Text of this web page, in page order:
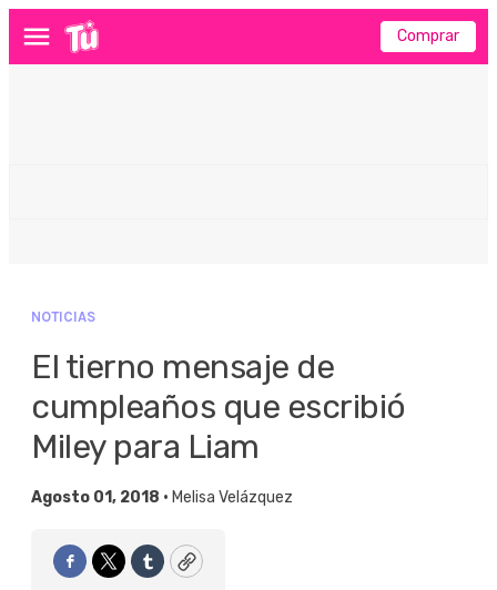
Menú Comprar
NOTICIAS
El tierno mensaje de
cumpleaños que escribió
Miley para Liam
Agosto 01, 2018 • Melisa Velázquez
Facebook
TwitterTumblrCopy